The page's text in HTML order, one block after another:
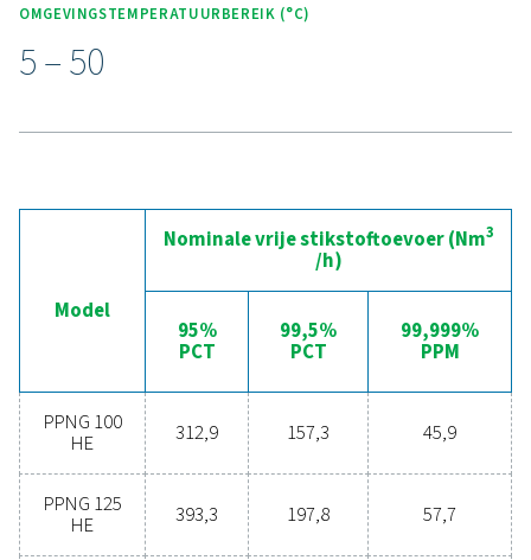
Geavanceerde Purelogic
regelaar
stikstofgenerator PPNG 100-800 HE. Deze regelaar
gemoedsrust en optimalisatie van de prestaties met
zoals zelfbeschermende bewaking van de
en nauwkeurige meting en regeling van stikstofdebiet,
en druk.
op afstand realtime bewaking van debiet, druk,
andere belangrijke gegevens mogelijk, waardoor de
betrouwbaarheid en efficiëntie van uw
worden verbeterd. Deze integratie garandeert optimale
prestaties en een naadloze werking voor al uw
stikstofopwekkingsbehoeften.